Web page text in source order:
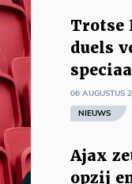
Trotse
duels
06 AUGUSTUS
NIEUWS
Ajax
opzij